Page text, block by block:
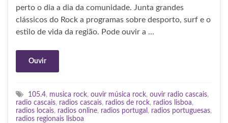
perto o dia a dia da comunidade. Junta grandes
clássicos do Rock a programas sobre desporto, surf e o
estilo de vida da região. Pode ouvir a …
Ouvir
105.4, musica rock, ouvir música rock, ouvir radio cascais,
radio cascais, radios cascais, radios de rock, radios lisboa,
radios locais, radios online, radios portugal , radios portuguesas,
radios regionais lisboa